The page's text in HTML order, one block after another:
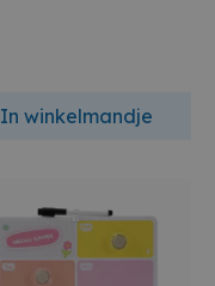
In winkelmandje